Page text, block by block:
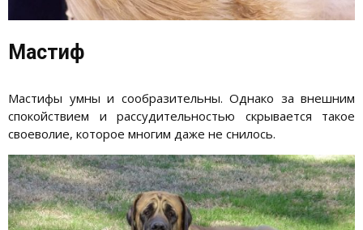
Мастиф
Мастифы умны и сообразительны. Однако за внешним
спокойствием и рассудительностью скрывается такое
своеволие, которое многим даже не снилось.